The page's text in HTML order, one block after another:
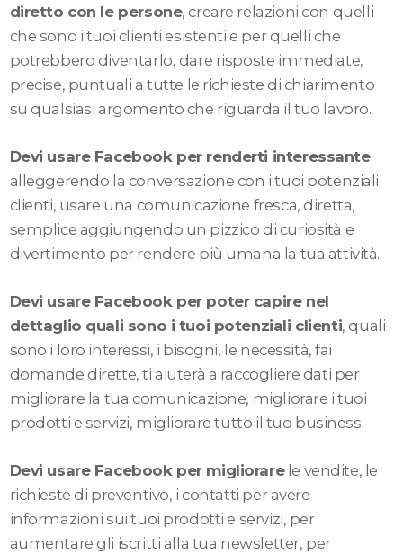
diretto con le persone, creare relazioni con quelli
che sono i tuoi clienti esistenti e per quelli che
potrebbero diventarlo, dare risposte immediate,
precise, puntuali a tutte le richieste di chiarimento
su qualsiasi argomento che riguarda il tuo lavoro.
Devi usare Facebook per renderti interessante
alleggerendo la conversazione con i tuoi potenziali
clienti, usare una comunicazione fresca, diretta,
semplice aggiungendo un pizzico di curiosità e
divertimento per rendere più umana la tua attività.
Devi usare Facebook per poter capire nel
dettaglio quali sono i tuoi potenziali clienti, quali
sono i loro interessi, i bisogni, le necessità, fai
domande dirette, ti aiuterà a raccogliere dati per
migliorare la tua comunicazione, migliorare i tuoi
prodotti e servizi, migliorare tutto il tuo business.
Devi usare Facebook per migliorarele vendite, le
richieste di preventivo, i contatti per avere
informazioni sui tuoi prodotti e servizi, per
aumentare gli iscritti alla tua newsletter, per